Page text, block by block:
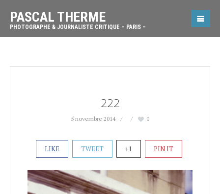
PASCAL THERME
PHOTOGRAPHE & JOURNALISTE CRITIQUE – PARIS –
222
5 novembre 2014 0
LIKE TWEET +1 PIN IT